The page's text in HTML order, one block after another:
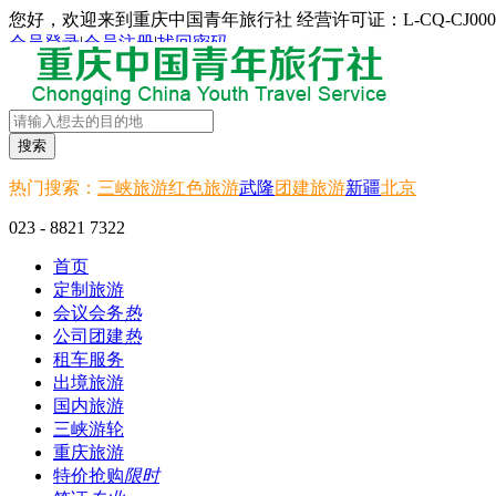
您好，欢迎来到重庆中国青年旅行社 经营许可证：L-CQ-
会员登录|会员注册|找回密码
搜索
热门搜索： 三峡旅游红色旅游武隆团建旅游新疆北京
023 - 8821 7322
首页
定制旅游
会议会务热
公司团建热
租车服务
出境旅游
国内旅游
三峡游轮
重庆旅游
特价抢购限时